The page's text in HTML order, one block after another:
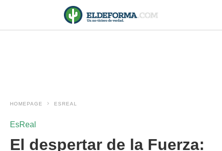
HOMEPAGE ESREAL
EsReal
El despertar de la Fuerza: